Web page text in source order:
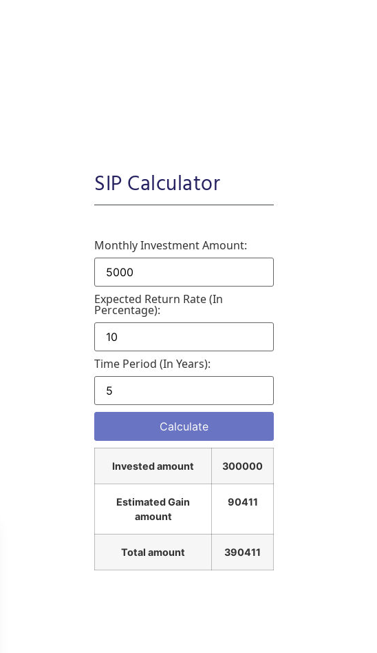
SIP Calculator
Monthly Investment Amount:
Expected Return Rate (in
Percentage):
Time Period (in Years):
Invested amount 300000
Estimated Gain
amount
90411
Total amount 390411